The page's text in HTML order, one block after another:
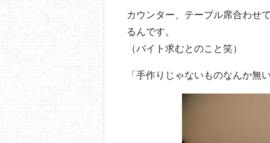
カウンター、テーブル席合わせ
るんです。
（バイト求むとのこと笑）
「手作りじゃないものなんか無